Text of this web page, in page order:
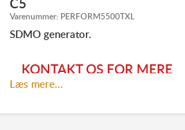
TLF. 70 23 20 07
Se SDMO hovedkatalog her
Varenummer: PERFORM5500TXL
SDMO generator.
KONTAKT OS FOR MERE
INFORMATION:
Læs mere...